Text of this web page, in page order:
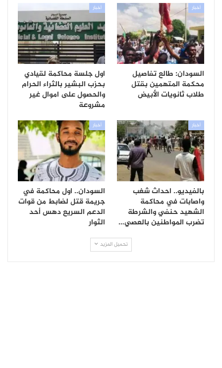
أخبار
السودان: طالع تفاصيل
محكمة المتهمين بقتل
طلاب ثانويات الأبيض
أخبار
اول جلسة محاكمة لقيادي
بحزب البشير بالثراء الحرام
والحصول على اموال غير
مشروعة
أخبار
بالفيديو.. احداث شغب
واصابات في محاكمة
الشهيد حنفي والشرطة
تضرب المواطنين بالعصي…
أخبار
السودان.. اول محاكمة في
جريمة قتل لضابط من قوات
الدعم السريع دهس أحد
الثوار
تحميل المزيد